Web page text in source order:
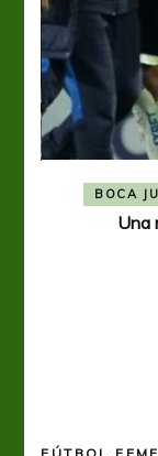
BOCA
Una